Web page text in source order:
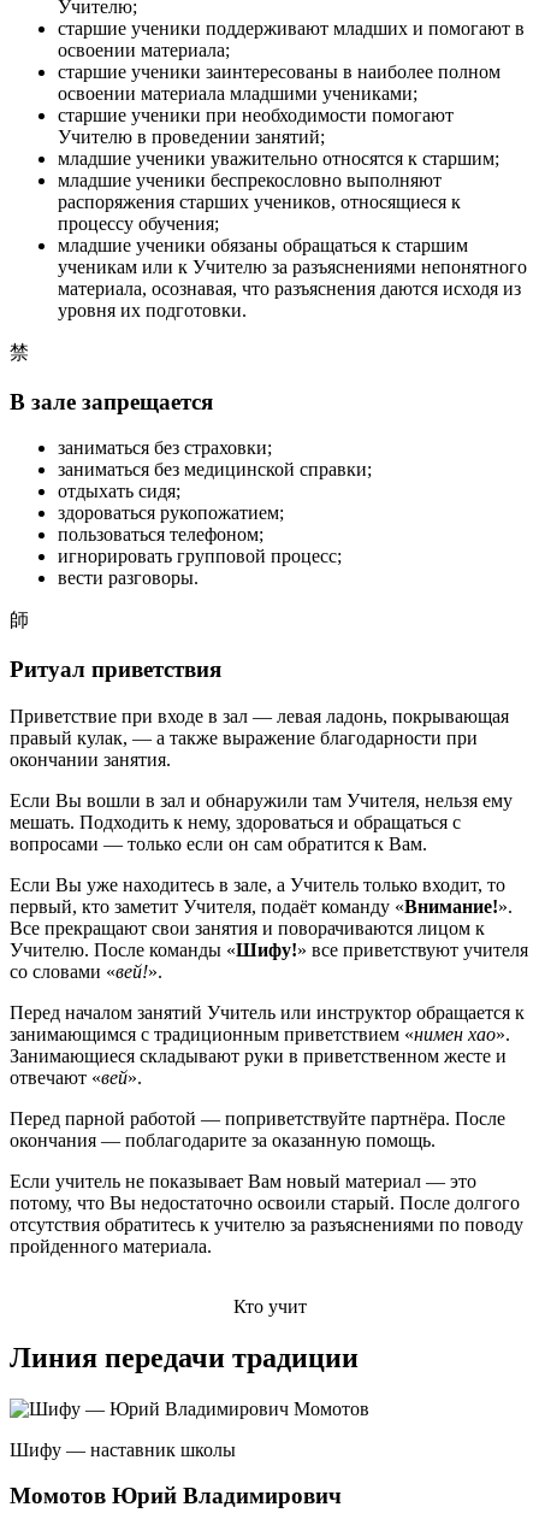
Учителю;
старшие ученики поддерживают младших и помогают в
освоении материала;
старшие ученики заинтересованы в наиболее полном
освоении материала младшими учениками;
старшие ученики при необходимости помогают
Учителю в проведении занятий;
младшие ученики уважительно относятся к старшим;
младшие ученики беспрекословно выполняют
распоряжения старших учеников, относящиеся к
процессу обучения;
младшие ученики обязаны обращаться к старшим
ученикам или к Учителю за разъяснениями непонятного
материала, осознавая, что разъяснения даются исходя из
уровня их подготовки.
禁
В зале запрещается
заниматься без страховки;
заниматься без медицинской справки;
отдыхать сидя;
здороваться рукопожатием;
пользоваться телефоном;
игнорировать групповой процесс;
вести разговоры.
師
Ритуал приветствия
Приветствие при входе в зал — левая ладонь, покрывающая
правый кулак, — а также выражение благодарности при
окончании занятия.
Если Вы вошли в зал и обнаружили там Учителя, нельзя ему
мешать. Подходить к нему, здороваться и обращаться с
вопросами — только если он сам обратится к Вам.
Если Вы уже находитесь в зале, а Учитель только входит, то
первый, кто заметит Учителя, подаёт команду «Внимание!».
Все прекращают свои занятия и поворачиваются лицом к
Учителю. После команды «Шифу!» все приветствуют учителя
со словами «вей!».
Перед началом занятий Учитель или инструктор обращается к
занимающимся с традиционным приветствием «нимен хао».
Занимающиеся складывают руки в приветственном жесте и
отвечают «вей».
Перед парной работой — поприветствуйте партнёра. После
окончания — поблагодарите за оказанную помощь.
Если учитель не показывает Вам новый материал — это
потому, что Вы недостаточно освоили старый. После долгого
отсутствия обратитесь к учителю за разъяснениями по поводу
пройденного материала.
Кто учит
Линия передачи традиции
Шифу — наставник школы
Момотов Юрий Владимирович